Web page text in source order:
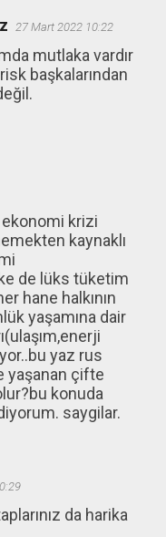
27 Mart 2022 10:22
mutlaka vardır
başkalarından
krizi
kaynaklı
de lüks tüketim
hane halkının
yaşamına dair
yaz rus
yaşanan çifte
konuda
saygilar.
da harika